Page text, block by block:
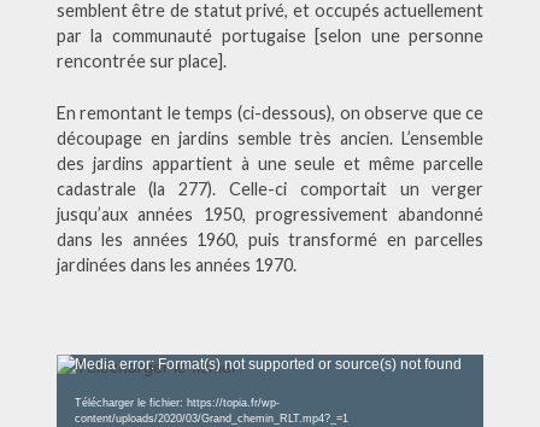
semblent être de statut privé, et occupés actuellement
par la communauté portugaise [selon une personne
rencontrée sur place].
En remontant le temps (ci-dessous), on observe que ce
découpage en jardins semble très ancien. L’ensemble
des jardins appartient à une seule et même parcelle
cadastrale (la 277). Celle-ci comportait un verger
jusqu’aux années 1950, progressivement abandonné
dans les années 1960, puis transformé en parcelles
jardinées dans les années 1970.
Lecteur
Media error: Format(s) not supported or source(s) not found
Télécharger le fichier: https://topia.fr/wp-
content/uploads/2020/03/Grand_chemin_RLT.mp4?_=1